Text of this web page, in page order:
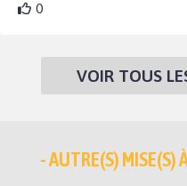
0
VOIR TOUS
- AUTRE(S) MISE(S)